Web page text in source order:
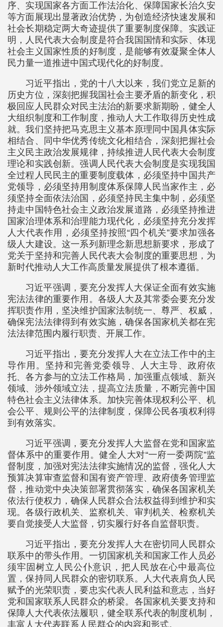
序、实现国家各方面工作法治化、保障国家长治久安
等方面展现出显著政治优势，为创造经济快速发展和
社会长期稳定两大奇迹提供了重要制度保障。实践证
明，人民代表大会制度是符合我国国情和实际、体现
社会主义国家性质的好制度，是能够有效凝聚全体人
民力量一道推进中国式现代化的好制度。
习近平指出，党的十八大以来，我们党立足新的
历史方位，深刻把握我国社会主要矛盾的新变化，积
极回应人民群众对民主法治的新要求新期盼，健全人
大组织制度和工作制度，推动人大工作取得历史性成
就。我们坚持把马克思主义基本原理同中国具体实际
相结合、同中华优秀传统文化相结合，深刻把握社会
主义民主政治发展规律，持续推进人民代表大会制度
理论和实践创新。强调人民代表大会制度是实现我国
全过程人民民主的重要制度载体，必须坚持中国共产
党领导，必须坚持用制度体系保障人民当家作主，必
须坚持全面依法治国，必须坚持民主集中制，必须坚
持走中国特色社会主义政治发展道路，必须坚持推进
国家治理体系和治理能力现代化，必须坚持充分发挥
人大代表作用，必须坚持按照“四个机关”要求加强各
级人大建设。这一系列新理念新思想新要求，形成了
党关于坚持和完善人民代表大会制度的重要思想，为
新时代推动人大工作高质量发展提供了根本遵循。
习近平强调，要充分发挥人大保证全面有效实施
宪法法律的重要作用。各级人大及其常委会要充分发
挥职责作用，坚决维护国家法制统一、尊严、权威，
确保宪法法律得到有效实施，确保各国家机关都在宪
法法律范围内履行职责、开展工作。
习近平指出，要充分发挥人大在立法工作中的主
导作用。坚持和完善党委领导、人大主导、政府依
托、各方参与的立法工作格局，加强重点领域、新兴
领域、涉外领域立法，提高立法质量，不断完善中国
特色社会主义法律体系。加快完善体现权利公平、机
会公平、规则公平的法律制度，保障公民各项权利得
到有效落实。
习近平强调，要充分发挥人大监督在党和国家监
督体系中的重要作用。健全人大对“一府一委两院”监
督制度，加强对宪法法律实施情况的监督，强化人大
预算决算审查监督和国有资产管理、政府债务管理监
督，推动党中央决策部署贯彻落实，确保各国家机关
依法行使权力，确保人民群众合法权益得到维护和实
现。各级行政机关、监察机关、审判机关、检察机关
要自觉接受人大监督，切实履行好各自监督职责。
习近平指出，要充分发挥人大在密切同人民群众
联系中的带头作用。一切国家机关和国家工作人员必
须牢固树立人民公仆意识，把人民放在心中最高位
置，保持同人民群众的密切联系。人大代表肩负人民
赋予的光荣职责，要忠实代表人民利益和意志，当好
党和国家联系人民群众的桥梁。各国家机关要支持和
保障人大代表依法履职，健全联系代表的制度机制，
丰富人大代表联系人民群众的内容和形式。